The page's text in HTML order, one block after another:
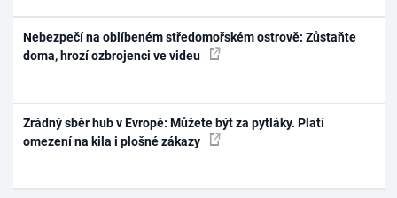
Nebezpečí na oblíbeném středomořském ostrově: Zůstaňte
doma, hrozí ozbrojenci ve videu
Zrádný sběr hub v Evropě: Můžete být za pytláky. Platí
omezení na kila i plošné zákazy